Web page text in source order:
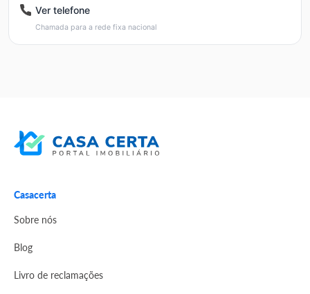
Ver telefone
Chamada para a rede fixa nacional
Casacerta
Sobre nós
Blog
Livro de reclamações